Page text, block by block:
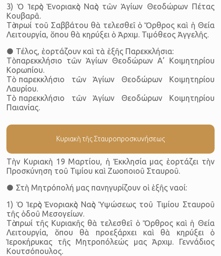
3) Ὁ Ἱερὸς Ἑνοριακὸς Ναὸς τῶν Ἁγίων Θεοδώρων Πέτας
Κουβαρᾶ.
Τὸ πρωί τοῦ Σαββάτου θὰ τελεσθεῖ ὁ Ὄρθρος καὶ ἡ Θεία
Λειτουργία, ὅπου θὰ κηρύξει ὁ Ἀρχιμ. Τιμόθεος Ἀγγελῆς.
● Τέλος, ἑορτάζουν καὶ τὰ ἑξῆς Παρεκκλήσια:
Τὸ παρεκκλήσιο τῶν Ἁγίων Θεοδώρων Α’ Κοιμητηρίου
Κορωπίου.
Τὸ παρεκκλήσιο τῶν Ἁγίων Θεοδώρων Κοιμητηρίου
Λαυρίου.
Τὸ παρεκκλήσιο τῶν Ἁγίων Θεοδώρων Κοιμητηρίου
Παιανίας.
Κυριακὴ τῆς Σταυροπροσκυνήσεως
Τὴν Κυριακὴ 19 Μαρτίου, ἡ Ἐκκλησία μας ἑορτάζει τὴν
Προσκύνηση τοῦ Τιμίου καὶ Ζωοποιοῦ Σταυροῦ.
● Στὴ Μητρόπολή μας πανηγυρίζουν οἱ ἑξῆς ναοί:
1) Ὁ Ἱερὸς Ἐνοριακὸς Ναὸς Ὑψώσεως τοῦ Τιμίου Σταυροῦ
τῆς ὁδοῦ Μεσογείων.
Τὸ πρωί τῆς Κυριακῆς θὰ τελεσθεῖ ὁ Ὄρθρος καὶ ἡ Θεία
Λειτουργία, ὅπου θὰ προεξάρχει καὶ θὰ κηρύξει ὁ
Ἱεροκήρυκας τῆς Μητροπόλεώς μας Ἀρχιμ. Γεννάδιος
Κουτσόπουλος.